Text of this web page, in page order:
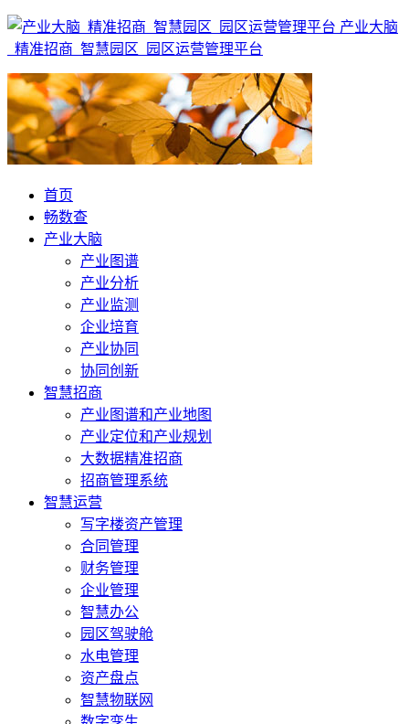
产业大脑
_精准招商_智慧园区_园区运营管理平台
首页
畅数查
产业大脑
产业图谱
产业分析
产业监测
企业培育
产业协同
协同创新
智慧招商
产业图谱和产业地图
产业定位和产业规划
大数据精准招商
招商管理系统
智慧运营
写字楼资产管理
合同管理
财务管理
企业管理
智慧办公
园区驾驶舱
水电管理
资产盘点
智慧物联网